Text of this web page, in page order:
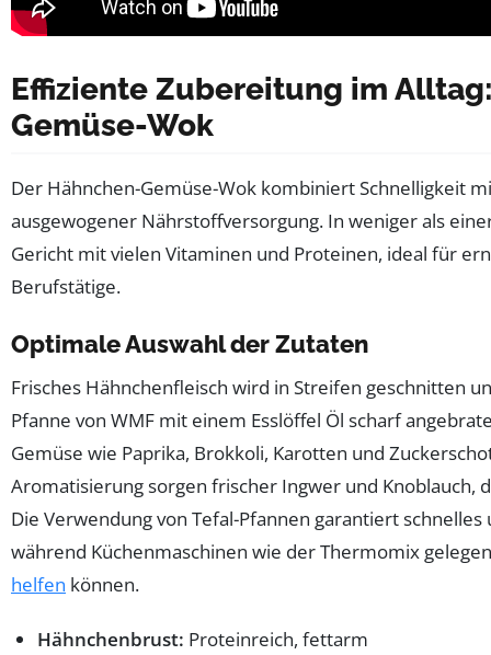
Effiziente Zubereitung im
Gemüse-Wok
Der Hähnchen-Gemüse-Wok kombiniert Schnelligkeit
ausgewogener Nährstoffversorgung. In weniger als
Gericht mit vielen Vitaminen und Proteinen, ideal für
Berufstätige.
Optimale Auswahl der Zutaten
Frisches Hähnchenfleisch wird in Streifen geschnitten
Pfanne von WMF mit einem Esslöffel Öl scharf
Gemüse wie Paprika, Brokkoli, Karotten und
Aromatisierung sorgen frischer Ingwer und Knoblauch,
Die Verwendung von Tefal-Pfannen garantiert
während Küchenmaschinen wie der Thermomix
helfen können.
Hähnchenbrust: Proteinreich, fettarm